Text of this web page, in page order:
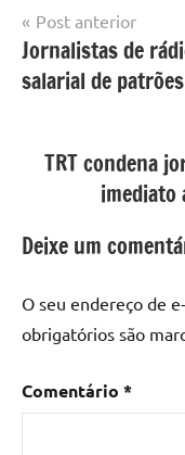
Navegação
de
Post
Post anterior
Jornalistas de
salarial de patrões
TRT condena
imediato
Deixe um
O seu endereço de
obrigatórios são
Comentário *